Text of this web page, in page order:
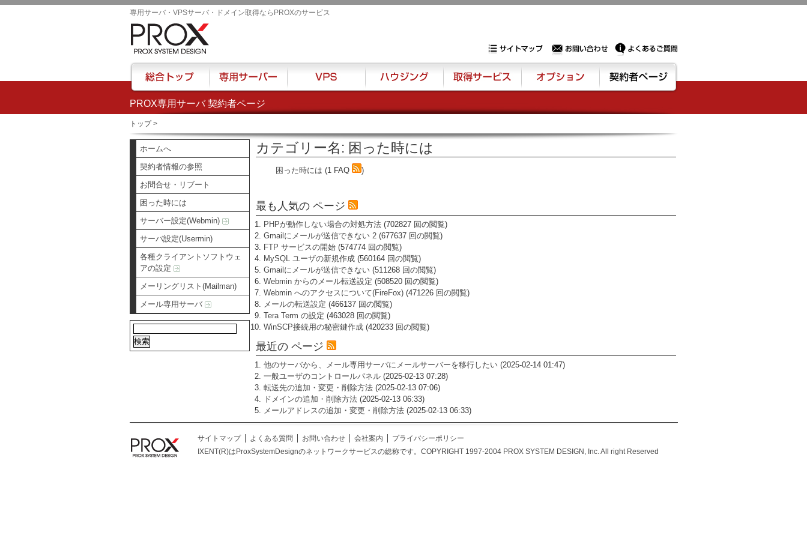
PROX専用サーバ 契約者ページ
専用サーバ・VPSサーバ・ドメイン取得ならPROXのサービス
トップ>
ホームへ
契約者情報の参照
お問合せ・リブート
困った時には
サーバー設定(Webmin)
サーバ設定(Usermin)
各種クライアントソフトウェ
アの設定
メーリングリスト(Mailman)
メール専用サーバ
カテゴリー名: 困った時には
困った時には (1 FAQ )
最も人気の ページ
PHPが動作しない場合の対処方法(702827 回の閲覧)
Gmailにメールが送信できない 2(677637 回の閲覧)
FTP サービスの開始(574774 回の閲覧)
MySQL ユーザの新規作成(560164 回の閲覧)
Gmailにメールが送信できない(511268 回の閲覧)
Webmin からのメール転送設定 (508520 回の閲覧)
Webmin へのアクセスについて(FireFox)(471226 回の閲覧)
メールの転送設定 (466137 回の閲覧)
Tera Term の設定 (463028 回の閲覧)
WinSCP接続用の秘密鍵作成(420233 回の閲覧)
最近の ページ
他のサーバから、メール専用サーバにメールサーバーを移行したい(2025-02-14 01:47)
一般ユーザのコントロールパネル(2025-02-13 07:28)
転送先の追加・変更・削除方法(2025-02-13 07:06)
ドメインの追加・削除方法(2025-02-13 06:33)
メールアドレスの追加・変更・削除方法(2025-02-13 06:33)
総合トップ 専用サーバー VPS ハウジング 取得サービス オプション 契約者ページ
サイトマップ よくある質問 お問い合わせ 会社案内
プライバシーポリシー
IXENT(R)はProxSystemDesignのネットワークサービスの総称です。COPYRIGHT 1997-2004 PROX SYSTEM DESIGN, Inc. All right Reserved